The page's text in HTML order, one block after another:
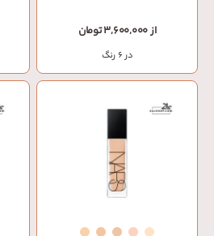
از 3,600,000 تومان
در 6 رنگ